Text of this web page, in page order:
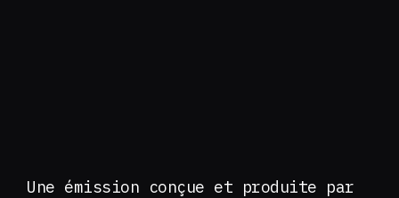
Une émission conçue et produite par